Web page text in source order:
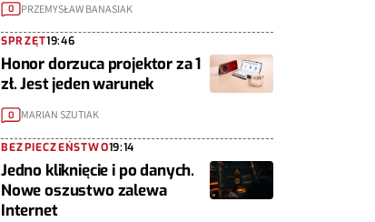
0 PRZEMYSŁAW BANASIAK
SPRZĘT19:46
Honor dorzuca projektor za 1
zł. Jest jeden warunek
0 MARIAN SZUTIAK
BEZPIECZEŃSTWO19:14
Jedno kliknięcie i po danych.
Nowe oszustwo zalewa
Internet